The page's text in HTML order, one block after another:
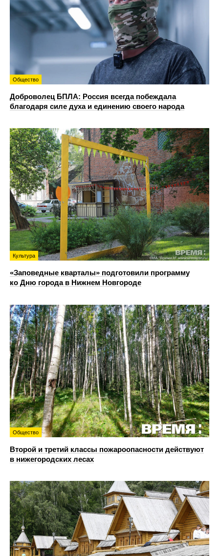
Общество
Доброволец БПЛА: Россия всегда побеждала
благодаря силе духа и единению своего народа
Культура
«Заповедные кварталы» подготовили программу
ко Дню города в Нижнем Новгороде
Общество
Второй и третий классы пожароопасности действуют
в нижегородских лесах